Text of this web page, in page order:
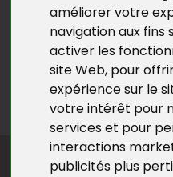
améliorer votre
navigation aux fins
activer les
site Web, pour
expérience sur le
votre intérêt pour
services et pour
interactions
publicités plus
expérience de vie :
urgentiste dans un
de la Croix-Rouge dans
de plongée, ingénieur
Plus d’informations sur
www.jeandeblonay.ch